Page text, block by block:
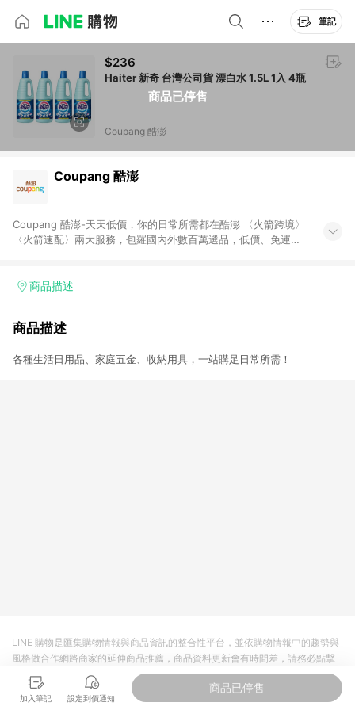
筆記
商品已停售
$236
Haiter 新奇 台灣公司貨 漂白水 1.5L 1入 4瓶
Coupang 酷澎
Coupang 酷澎
Coupang 酷澎-天天低價，你的日常所需都在酷澎 〈火箭跨境〉
〈火箭速配〉兩大服務，包羅國內外數百萬選品，低價、免運，
加入WOW會員告別湊免運，火箭速配、火箭跨境優質選品不限金
商品描述
商品描述
各種生活日用品、家庭五金、收納用具，一站購足日常所需！
加入筆記 設定到價通知
商品已停售
LINE 購物是匯集購物情報與商品資訊的整合性平台，並依購物情報中的趨勢與
風格做合作網路商家的延伸商品推薦，商品資料更新會有時間差，請務必點擊
商品至各合作網路商家，確認現售價與購物條件，一切資訊以合作廠商網頁為
準。